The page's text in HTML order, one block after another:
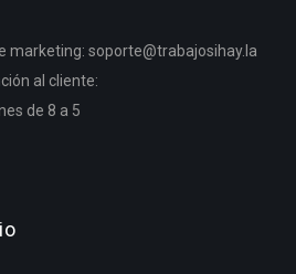
marketing: soporte@trabajosihay.la
al cliente:
de 8 a 5